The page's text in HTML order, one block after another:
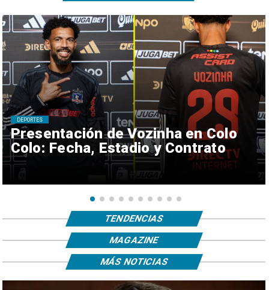
Presentación de Vozinha en Colo
Colo: Fecha, Estadio y Contrato
DEPORTES
TENDENCIAS
MAGAZINE
MÁS NOTICIAS